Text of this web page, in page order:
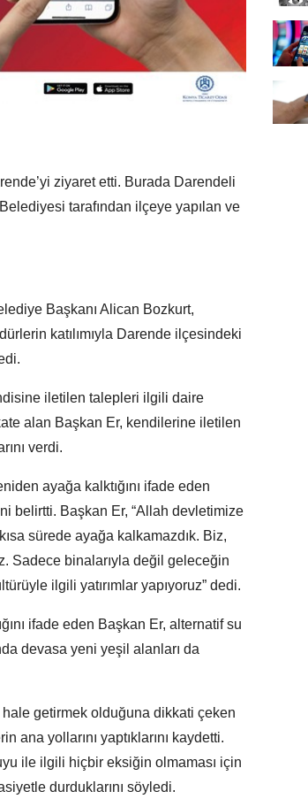
ziyaret etti. Burada Darendeli
tarafından ilçeye yapılan ve
Başkanı Alican Bozkurt,
katılımıyla Darende ilçesindeki
iletilen talepleri ilgili daire
alan Başkan Er, kendilerine iletilen
verdi.
ayağa kalktığını ifade eden
belirtti. Başkan Er, “Allah devletimize
sürede ayağa kalkamazdık. Biz,
Sadece binalarıyla değil geleceğin
ilgili yatırımlar yapıyoruz” dedi.
ifade eden Başkan Er, alternatif su
devasa yeni yeşil alanları da
hale getirmek olduğuna dikkati çeken
ana yollarını yaptıklarını kaydetti.
ile ilgili hiçbir eksiğin olmaması için
durduklarını söyledi.